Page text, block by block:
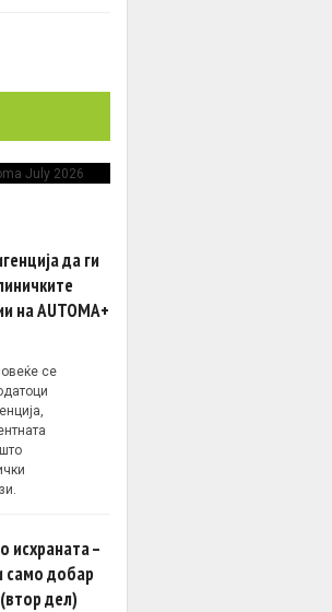
да ги
на AUTOMA+
се
исхраната –
само добар
дел)